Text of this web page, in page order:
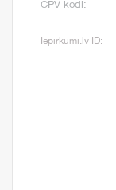
CPV kodi:
Iepirkumi.lv ID: